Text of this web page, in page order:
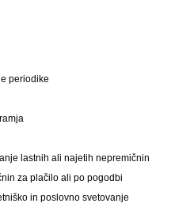
periodike
lastnih ali najetih nepremičnin
za plačilo ali po pogodbi
in poslovno svetovanje